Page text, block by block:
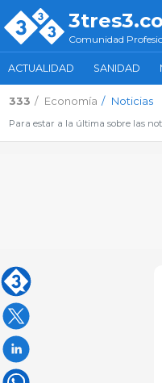
Comunidad
ACTUALIDAD SANIDAD
333 Economía Noticias
Para estar a la última sobre las